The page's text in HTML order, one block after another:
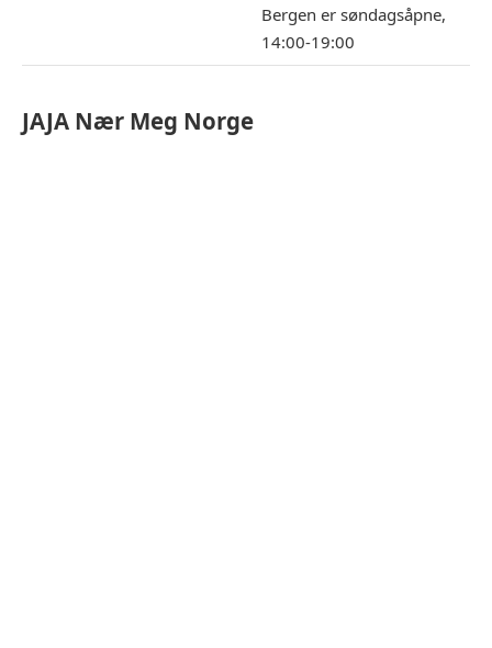
Bergen er søndagsåpne,
14:00-19:00
JAJA Nær Meg Norge